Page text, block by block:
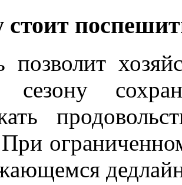
сезону